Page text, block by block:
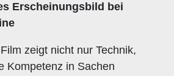
Erscheinungsbild bei
zeigt nicht nur Technik,
Kompetenz in Sachen